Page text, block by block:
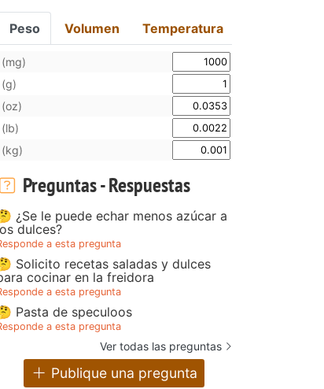
Peso Volumen Temperatura
(mg)
(g)
(oz)
(lb)
(kg)
Preguntas - Respuestas
¿Se le puede echar menos azúcar a
dulces?
a esta pregunta
Solicito recetas saladas y dulces
cocinar en la freidora
a esta pregunta
Pasta de speculoos
a esta pregunta
Ver todas las preguntas
Publique una pregunta